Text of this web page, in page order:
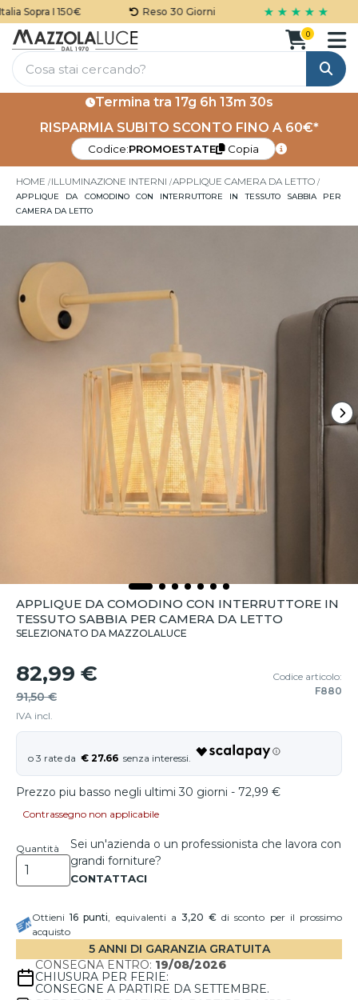
Sopra I 150€ Reso 30 Giorni ★ ★ ★ ★ ★
Cerca
0
Termina tra 17g 6h 13m 29s
RISPARMIA SUBITO SCONTO FINO A 60€*
Codice:PROMOESTATE Copia
HOME ILLUMINAZIONE INTERNI APPLIQUE CAMERA DA LETTO
APPLIQUE DA COMODINO CON INTERRUTTORE IN TESSUTO SABBIA PER
CAMERA DA LETTO
APPLIQUE DA COMODINO CON INTERRUTTORE IN
TESSUTO SABBIA PER CAMERA DA LETTO
SELEZIONATO DA MAZZOLALUCE
82,99 €
91,50 €
IVA incl.
Codice articolo:
F880
€ 27.66
Prezzo piu basso negli ultimi 30 giorni - 72,99 €
Contrassegno non applicabile
Quantità
Sei un'azienda o un professionista che lavora con
grandi forniture?
Ottieni16 punti, equivalenti a 3,20 € di sconto per il prossimo
acquisto
5 ANNI DI GARANZIA GRATUITA
CONSEGNA ENTRO: 19/08/2026
CHIUSURA PER FERIE:
CONSEGNE A PARTIRE DA SETTEMBRE.